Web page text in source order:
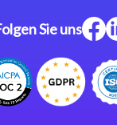
Sie uns